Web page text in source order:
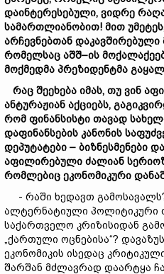
დაინტერესებული, ვიდრე
სამართლიანობით! მით
არჩევნებთან დაკავშირებული
რომელსაც აშშ–ის
მოქმედმა პრეზიდენტმა გა
რაც შეეხება იმას, თუ ვინ
ანტურაჟიან აქციებს,
რომ ფინანსისტი თავად
დაფინანსების კანონის
დეპუტატები – ბიზნესმენები და
აფილირებული ძალიან
რომლებიც ეკონომიკური
- რაში ხედავთ
ალტერნატიული პოლიტიკური
საქართველო კრიზისიდან
„ქართული ოცნებისა“?
ეკონომიკის ისედაც
შარშან მძლავრად დაარტყა